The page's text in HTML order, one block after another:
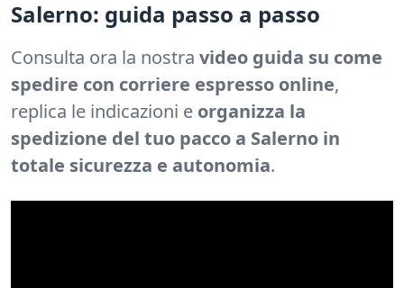
Salerno: guida passo a passo
Consulta ora la nostra video guida su come
spedire con corriere espresso online,
replica le indicazioni e organizza la
spedizione del tuo pacco a Salerno in
totale sicurezza e autonomia.